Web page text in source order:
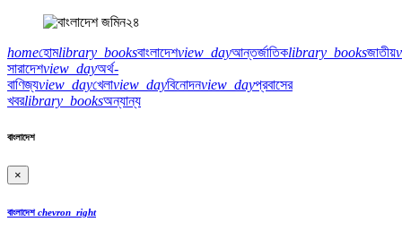
homeহোমlibrary_booksবাংলাদেশview_dayআন্তর্জাতিকlibrary_booksজাতীয়
সারাদেশview_dayঅর্থ-
বাণিজ্যview_dayখেলাview_dayবিনোদনview_dayপ্রবাসের
খবরlibrary_booksঅন্যান্য
বাংলাদেশ
×
বাংলাদেশ chevron_right